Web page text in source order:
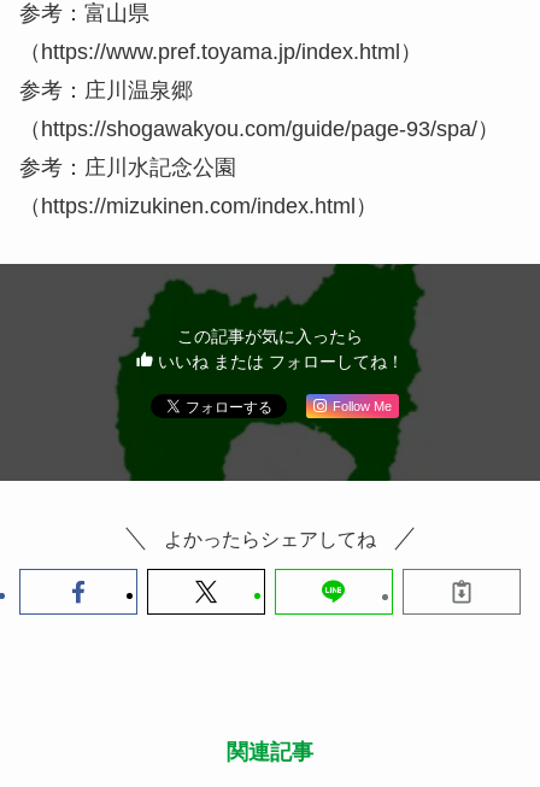
参考：富山県
（https://www.pref.toyama.jp/index.html）
参考：庄川温泉郷
（https://shogawakyou.com/guide/page-93/spa/）
参考：庄川水記念公園
（https://mizukinen.com/index.html）
この記事が気に入ったら
いいね または フォローしてね！
Follow Me
よかったらシェアしてね
関連記事